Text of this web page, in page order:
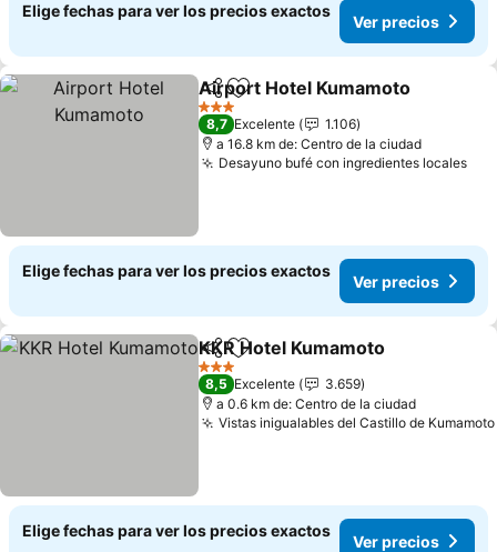
Elige fechas para ver los precios exactos
Ver precios
CompartirAgregar a favoritos
Airport Hotel Kumamoto
3 Estrellas
8,7 Excelente
1.106
a 16.8 km de: Centro de la ciudad
Desayuno bufé con ingredientes locales
Elige fechas para ver los precios exactos
Ver precios
CompartirAgregar a favoritos
KKR Hotel Kumamoto
3 Estrellas
8,5 Excelente
3.659
a 0.6 km de: Centro de la ciudad
Vistas inigualables del Castillo de Kumamoto
Elige fechas para ver los precios exactos
Ver precios